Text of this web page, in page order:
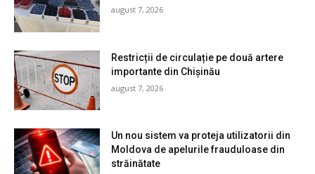
august 7, 2026
Restricții de circulație pe două artere
importante din Chișinău
august 7, 2026
Un nou sistem va proteja utilizatorii din
Moldova de apelurile frauduloase din
străinătate